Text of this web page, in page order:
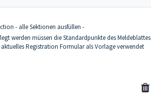
- alle Sektionen ausfüllen -
werden müssen die Standardpunkte des Meldeblattes
Registration Formular als Vorlage verwendet